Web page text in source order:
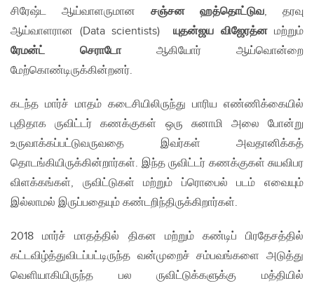
சிரேஷ்ட ஆய்வாளருமான சஞ்சன ஹத்தொட்டுவ, தரவு
ஆய்வாளரான (Data scientists) யுதன்ஜய விஜேரத்னமற்றும்
ரேமன்ட் செராடோஆகியோர் ஆய்வொன்றை
மேற்கொண்டிருக்கின்றனர்.
கடந்த மார்ச் மாதம் கடைசியிலிருந்து பாரிய எண்ணிக்கையில்
புதிதாக ருவிட்டர் கணக்குகள் ஒரு சுனாமி அலை போன்று
உருவாக்கப்பட்டுவருவதை இவர்கள் அவதானிக்கத்
தொடங்கியிருக்கின்றார்கள். இந்த ருவிட்டர் கணக்குகள் சுயவிபர
விளக்கங்கள், ருவிட்டுகள் மற்றும் ப்ரொபைல் படம் எவையும்
இல்லாமல் இருப்பதையும் கண்டறிந்திருக்கிறார்கள்.
2018 மார்ச் மாதத்தில் திகன மற்றும் கண்டிப் பிரதேசத்தில்
கட்டவிழ்த்துவிடப்பட்டிருந்த வன்முறைச் சம்பவங்களை அடுத்து
வெளியாகியிருந்த பல ருவிட்டுக்களுக்கு மத்தியில்